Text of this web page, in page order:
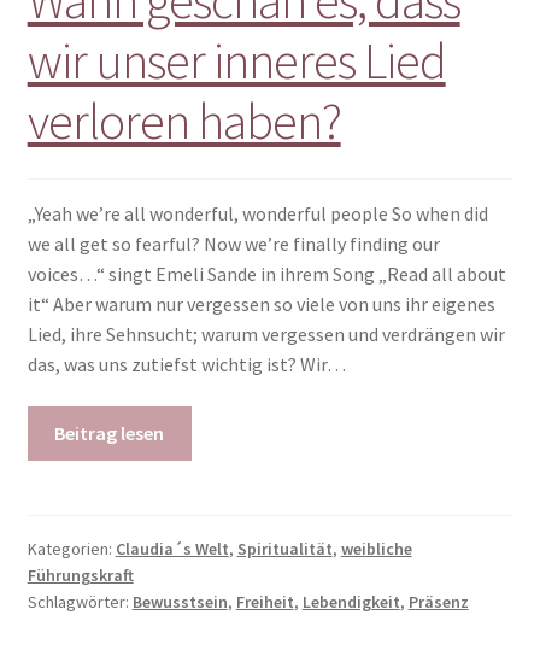
wir unser inneres Lied
verloren haben?
„Yeah we’re all wonderful, wonderful people So when did
we all get so fearful? Now we’re finally finding our
voices…“ singt Emeli Sande in ihrem Song „Read all about
it“ Aber warum nur vergessen so viele von uns ihr eigenes
Lied, ihre Sehnsucht; warum vergessen und verdrängen wir
das, was uns zutiefst wichtig ist? Wir…
Beitrag lesen
Kategorien: Claudia´s Welt, Spiritualität, weibliche
Führungskraft
Schlagwörter: Bewusstsein, Freiheit, Lebendigkeit, Präsenz